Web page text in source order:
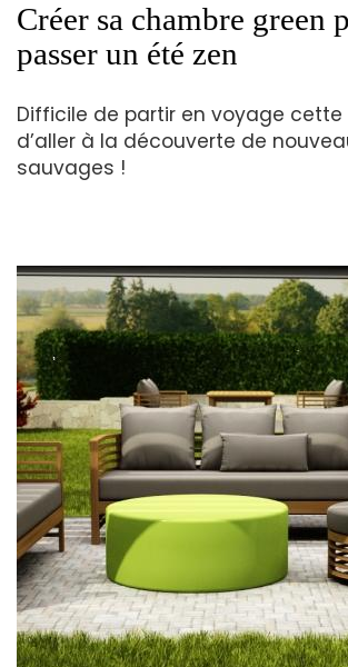
Créer sa chambre green
passer un été zen
Difficile de partir en voyage
d’aller à la découverte de
sauvages !